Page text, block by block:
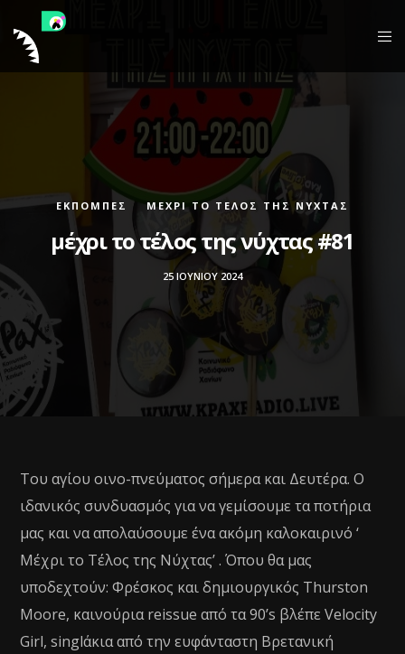
ΕΚΠΟΜΠΈΣ ΜΈΧΡΙ ΤΟ ΤΈΛΟΣ ΤΗΣ ΝΎΧΤΑΣ
μέχρι το τέλος της νύχτας #81
25 ΙΟΥΝΊΟΥ 2024
Του αγίου οινο-πνεύματος σήμερα και Δευτέρα. Ο
ιδανικός συνδυασμός για να γεμίσουμε τα ποτήρια
μας και να απολαύσουμε ένα ακόμη καλοκαιρινό ‘
Μέχρι το Τέλος της Νύχτας’ . Όπου θα μας
υποδεχτούν: Φρέσκος και δημιουργικός Thurston
Moore, καινούρια reissue από τα 90’s βλέπε Velocity
Girl, singlάκια από την ευφάνταστη Βρετανική